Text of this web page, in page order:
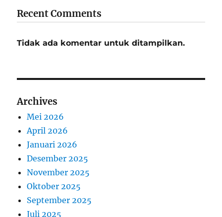
Recent Comments
Tidak ada komentar untuk ditampilkan.
Archives
Mei 2026
April 2026
Januari 2026
Desember 2025
November 2025
Oktober 2025
September 2025
Juli 2025